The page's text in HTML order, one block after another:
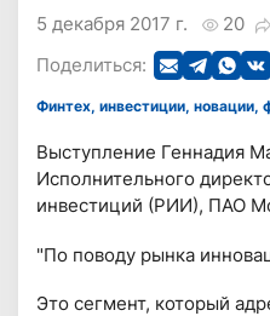
20
5 декабря 2017 г.
Поделиться:
Финтех, инвестиции,
Выступление Геннадия
Исполнительного
инвестиций (РИИ), ПАО
"По поводу рынка
Это сегмент, который